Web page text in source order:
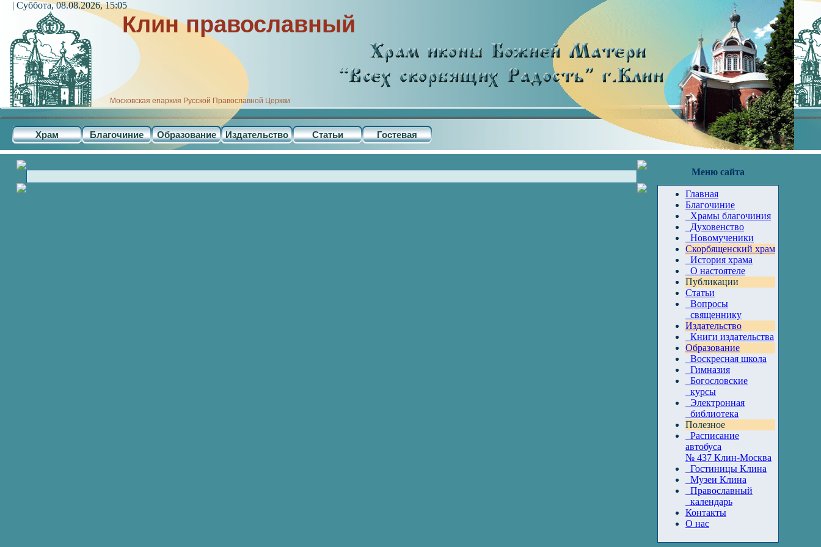
Клин православный
Московская епархия Русской Православной Церкви
Храм Благочиние Образование Издательство Статьи Гостевая
| Суббота, 08.08.2026, 15:05
Меню сайта
Главная
Благочиние
Храмы благочиния
Духовенство
Новомученики
Скорбященский храм
История храма
О настоятеле
Публикации
Статьи
Вопросы
священнику
Издательство
Книги издательства
Образование
Воскресная школа
Гимназия
Богословские
курсы
Электронная
библиотека
Полезное
Расписание
автобуса
№ 437 Клин-Москва
Гостиницы Клина
Музеи Клина
Православный
календарь
Контакты
О нас